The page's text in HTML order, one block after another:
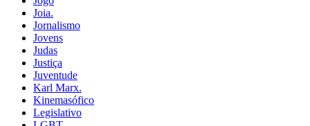
Joia.
Jornalismo
Jovens
Judas
Justiça
Juventude
Karl Marx.
Kinemasófico
Legislativo